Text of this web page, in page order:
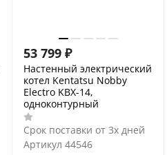
53 799 ₽
Настенный электрический
котел Kentatsu Nobby
Electro KBX-14,
одноконтурный
Срок поставки от 3х дней
Артикул 44546